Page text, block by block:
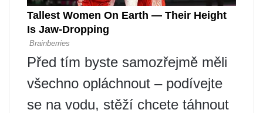
Před tím byste samozřejmě měli
všechno opláchnout – podívejte
se na vodu, stěží chcete táhnout